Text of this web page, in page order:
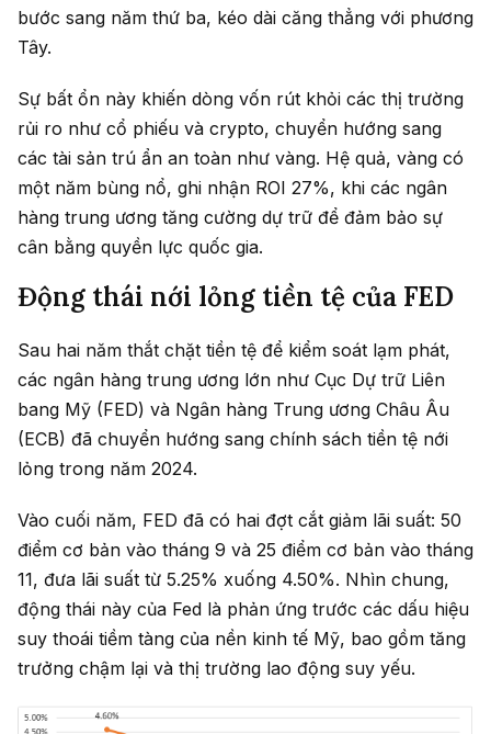
bước sang năm thứ ba, kéo dài căng thẳng với phương
Tây.
Sự bất ổn này khiến dòng vốn rút khỏi các thị trường
rủi ro như cổ phiếu và crypto, chuyển hướng sang
các tài sản trú ẩn an toàn như vàng. Hệ quả, vàng có
một năm bùng nổ, ghi nhận ROI 27%, khi các ngân
hàng trung ương tăng cường dự trữ để đảm bảo sự
cân bằng quyền lực quốc gia.
Động thái nới lỏng tiền tệ của FED
Sau hai năm thắt chặt tiền tệ để kiểm soát lạm phát,
các ngân hàng trung ương lớn như Cục Dự trữ Liên
bang Mỹ (FED) và Ngân hàng Trung ương Châu Âu
(ECB) đã chuyển hướng sang chính sách tiền tệ nới
lỏng trong năm 2024.
Vào cuối năm, FED đã có hai đợt cắt giảm lãi suất: 50
điểm cơ bản vào tháng 9 và 25 điểm cơ bản vào tháng
11, đưa lãi suất từ 5.25% xuống 4.50%. Nhìn chung,
động thái này của Fed là phản ứng trước các dấu hiệu
suy thoái tiềm tàng của nền kinh tế Mỹ, bao gồm tăng
trưởng chậm lại và thị trường lao động suy yếu.